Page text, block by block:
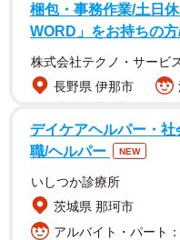
そのうちの１つ「松本
市民へ向けて広報誌で、
的に危険運転の根絶を啓
年３月号で「危険 知っ
トルで２ページにわたり
り”とは「長野県松本市
危険な運転のことです。
梱包・事務作業/土日
WORD」をお持ちの
株式会社テクノ・サービ
長野県 伊那市
デイケアヘルパー・
職/ヘルパー
NEW
いしつか診療所
茨城県 那珂市
アルバイト・パート